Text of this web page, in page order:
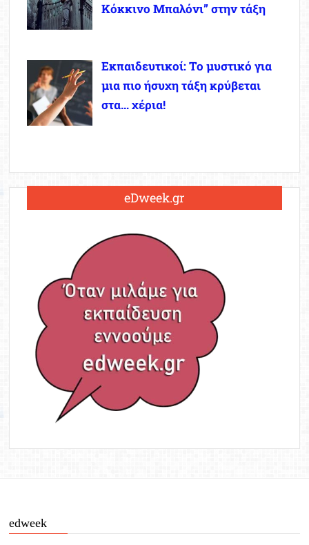
Κόκκινο Μπαλόνι” στην τάξη
Εκπαιδευτικοί: Το μυστικό για
μια πιο ήσυχη τάξη κρύβεται
στα… χέρια!
eDweek.gr
edweek